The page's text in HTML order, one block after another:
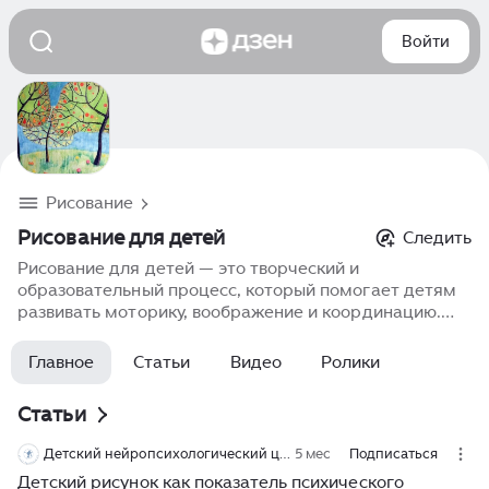
Войти
Рисование
Рисование для детей
Следить
Рисование для детей — это творческий и
образовательный процесс, который помогает детям
развивать моторику, воображение и координацию.
эмоции, понять окружающий мир и научиться
анализировать цвет и форму. Основные техники
акварелью и пастелью. Рисование помогает детям
укреплять навыки концентрации и творческого
мышления, а также раскрывает их потенциал в
Главное Статьи Видео Ролики
Статьи
Детский нейропсихологический центр "Пластичность" 5 мес Подписаться
Детский рисунок как показатель психического